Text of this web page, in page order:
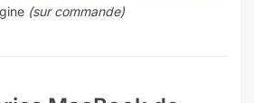
(sur commande)